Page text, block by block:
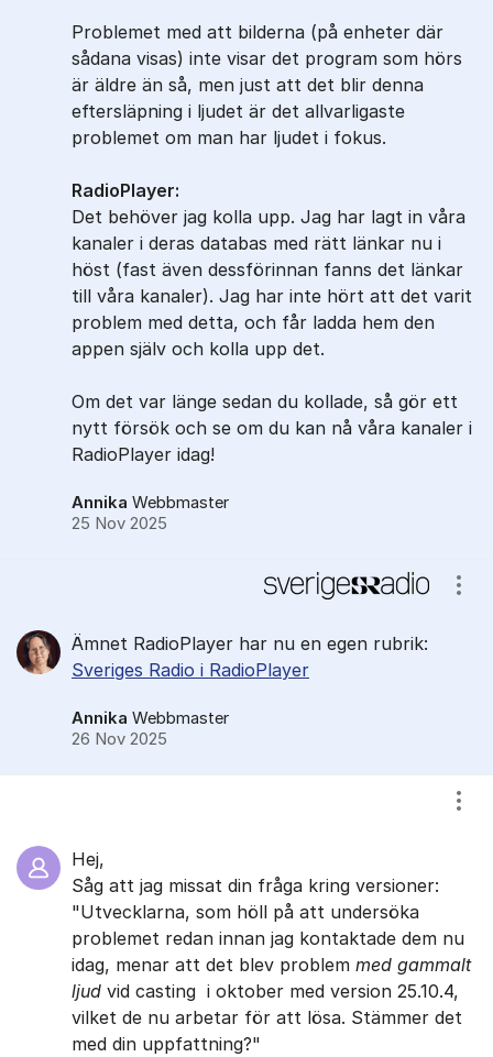
Problemet med att bilderna (på enheter där
sådana visas) inte visar det program som hörs
är äldre än så, men just att det blir denna
eftersläpning i ljudet är det allvarligaste
problemet om man har ljudet i fokus.
RadioPlayer:
Det behöver jag kolla upp. Jag har lagt in våra
kanaler i deras databas med rätt länkar nu i
höst (fast även dessförinnan fanns det länkar
till våra kanaler). Jag har inte hört att det varit
problem med detta, och får ladda hem den
appen själv och kolla upp det.
Om det var länge sedan du kollade, så gör ett
nytt försök och se om du kan nå våra kanaler i
RadioPlayer idag!
Annika Webbmaster
25 Nov 2025
Ämnet RadioPlayer har nu en egen rubrik:
Sveriges Radio i RadioPlayer
Annika Webbmaster
26 Nov 2025
Hej,
Såg att jag missat din fråga kring versioner:
"Utvecklarna, som höll på att undersöka
problemet redan innan jag kontaktade dem nu
idag, menar att det blev problem med gammalt
ljud vid casting i oktober med version 25.10.4,
vilket de nu arbetar för att lösa. Stämmer det
med din uppfattning?"